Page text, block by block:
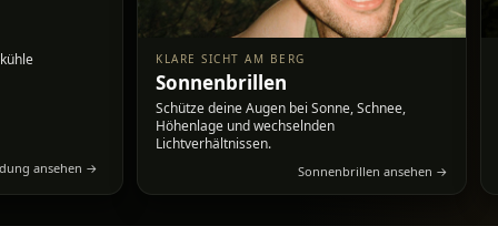
ansehen →
KLARE SICHT AM BERG
Sonnenbrillen
Schütze deine Augen bei Sonne, Schnee,
Höhenlage und wechselnden
Lichtverhältnissen.
Sonnenbrillen ansehen →